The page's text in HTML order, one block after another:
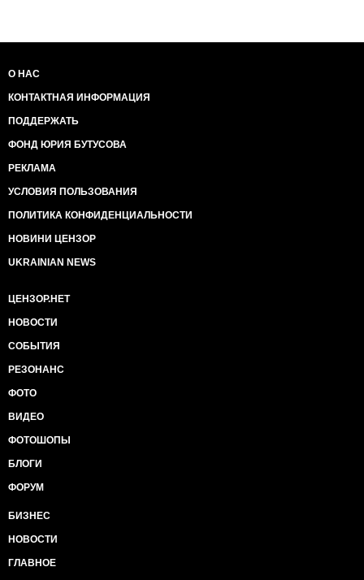
О НАС
КОНТАКТНАЯ ИНФОРМАЦИЯ
ПОДДЕРЖАТЬ
ФОНД ЮРИЯ БУТУСОВА
РЕКЛАМА
УСЛОВИЯ ПОЛЬЗОВАНИЯ
ПОЛИТИКА КОНФИДЕНЦИАЛЬНОСТИ
НОВИНИ ЦЕНЗОР
UKRAINIAN NEWS
ЦЕНЗОР.НЕТ
НОВОСТИ
СОБЫТИЯ
РЕЗОНАНС
ФОТО
ВИДЕО
ФОТОШОПЫ
БЛОГИ
ФОРУМ
БИЗНЕС
НОВОСТИ
ГЛАВНОЕ